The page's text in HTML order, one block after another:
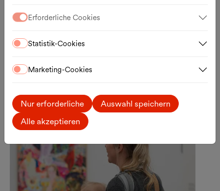
Babyfreundliche Führung zu Lebt und
Kunsthalle Wien
Di., 15.09.2026
Erforderliche Cookies
Statistik-Cookies
Marketing-Cookies
Nur erforderliche
Auswahl speichern
Alle akzeptieren